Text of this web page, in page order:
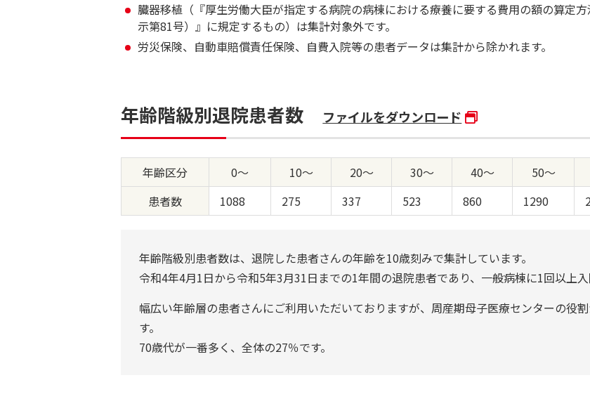
臓器移植（『厚生労働大臣が指定する病院の病棟における療養に要する費用の額の算定
示第81号）』に規定するもの）は集計対象外です。
労災保険、自動車賠償責任保険、自費入院等の患者データは集計から除かれます。
年齢階級別退院患者数 ファイルをダウンロード
年齢区分 0～ 10～ 20～ 30～ 40～ 50～
患者数
1088 275 337 523 860 1290
年齢階級別患者数は、退院した患者さんの年齢を10歳刻みで集計しています。
令和4年4月1日から令和5年3月31日までの1年間の退院患者であり、一般病棟に1回以上入
幅広い年齢層の患者さんにご利用いただいておりますが、周産期母子医療センターの役
す。
70歳代が一番多く、全体の27％です。